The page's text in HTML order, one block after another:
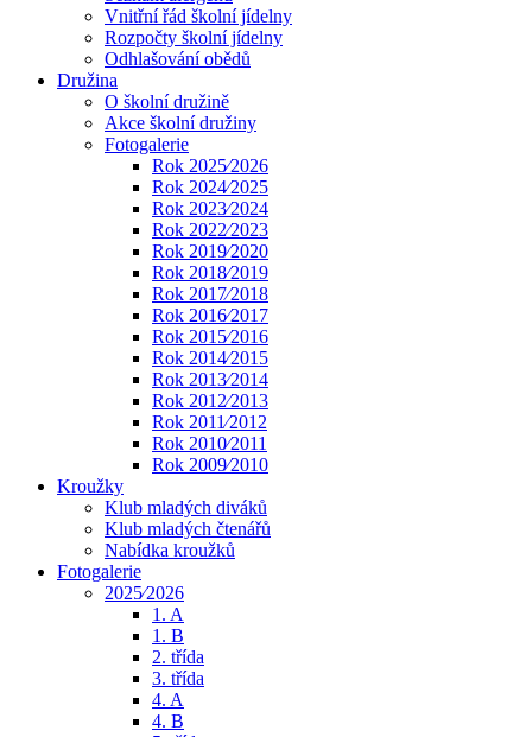
Vnitřní řád školní jídelny
Rozpočty školní jídelny
Odhlašování obědů
Družina
O školní družině
Akce školní družiny
Fotogalerie
Rok 2025⁄2026
Rok 2024⁄2025
Rok 2023⁄2024
Rok 2022⁄2023
Rok 2019⁄2020
Rok 2018⁄2019
Rok 2017⁄2018
Rok 2016⁄2017
Rok 2015⁄2016
Rok 2014⁄2015
Rok 2013⁄2014
Rok 2012⁄2013
Rok 2011⁄2012
Rok 2010⁄2011
Rok 2009⁄2010
Kroužky
Klub mladých diváků
Klub mladých čtenářů
Nabídka kroužků
Fotogalerie
2025⁄2026
1. A
1. B
2. třída
3. třída
4. A
4. B